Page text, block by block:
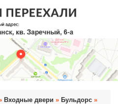
Входные двери » Бульдорс »